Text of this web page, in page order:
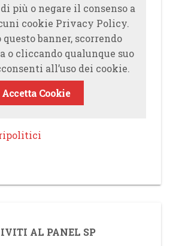
più o negare il consenso a
cookie Privacy Policy.
questo banner, scorrendo
o cliccando qualunque suo
all’uso dei cookie.
Accetta Cookie
AL PANEL SP